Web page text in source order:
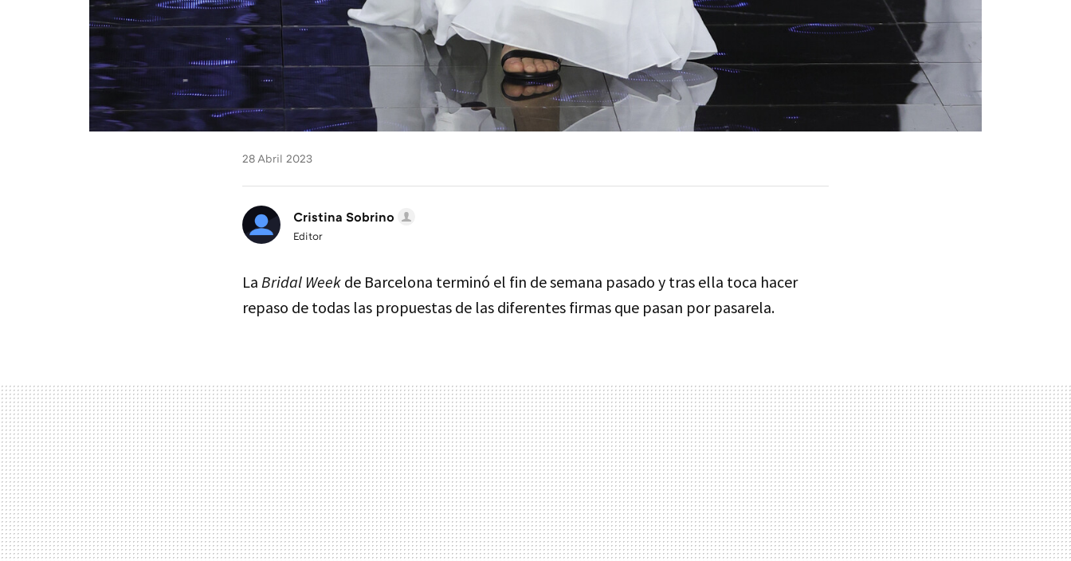
28 Abril 2023
Cristina Sobrino
Editor
La Bridal Week de Barcelona terminó el fin de semana pasado y tras ella toca hacer
repaso de todas las propuestas de las diferentes firmas que pasan por pasarela.